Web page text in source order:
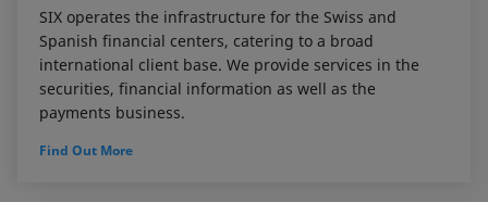
SIX operates the infrastructure for the Swiss and
Spanish financial centers, catering to a broad
international client base. We provide services in the
securities, financial information as well as the
payments business.
Find Out More